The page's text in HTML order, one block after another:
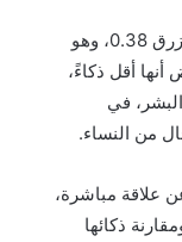
زفي المقابل، بالكاد يبلغ مؤشر الحوت الأزرق 0.38، وهو
أقل ذكاءً،
في
علاقة مباشرة،
ذكائها